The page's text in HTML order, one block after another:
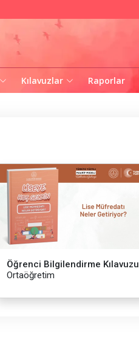
Kılavuzlar Raporlar
Öğrenci Bilgilendirme Kılavuzu
Ortaöğretim